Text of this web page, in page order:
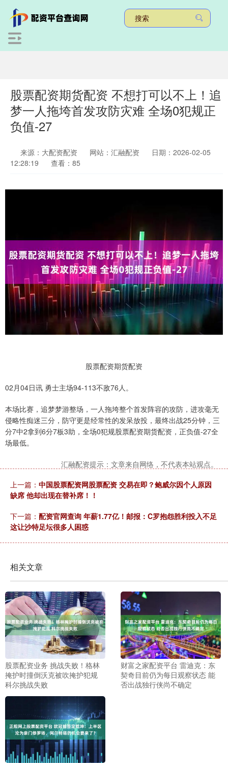
股票配资期货配资 不想打可以不上！追
梦一人拖垮首发攻防灾难 全场0犯规正
负值-27
来源：大配资配资 网站：汇融配资
日期：2026-02-05
12:28:19
查看：85
股票配资期货配资
02月04日讯 勇士主场94-113不敌76人。
本场比赛，追梦梦游整场，一人拖垮整个首发阵容的攻防，进攻毫无
侵略性痴迷三分，防守更是经常性的发呆放投，最终出战25分钟，三
分7中2拿到6分7板3助，全场0犯规股票配资期货配资，正负值-27全
场最低。
汇融配资提示：文章来自网络，不代表本站观点。
上一篇： 中国股票配资网股票配资 交易在即？鲍威尔因个人原因
缺席 他却出现在替补席！！
下一篇： 配资官网查询 年薪1.77亿！邮报：C罗抱怨胜利投入不足
这让沙特足坛很多人困惑
相关文章
股票配资业务 挑战失败！格林
掩护时撞倒沃克被吹掩护犯规
科尔挑战失败
财富之家配资平台 雷迪克：东
契奇目前仍为每日观察状态 能
否出战独行侠尚不确定